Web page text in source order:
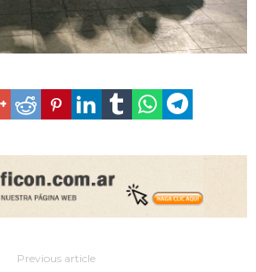
Previous article